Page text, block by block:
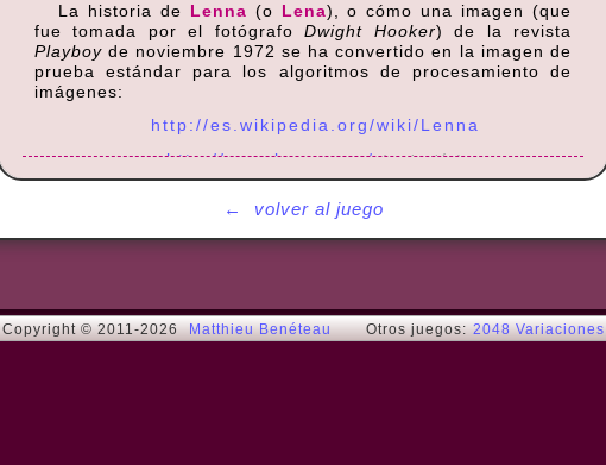
← volver al juego
La historia de Lenna (o Lena), o cómo una imagen (que
fue tomada por el fotógrafoDwight Hooker) de la revista
Playboy de noviembre 1972 se ha convertido en la imagen de
prueba estándar para los algoritmos de procesamiento de
imágenes:
http://es.wikipedia.org/wiki/Lenna
http://www.lenna.org/(en inglés)
Copyright © 2011-2026 Matthieu Benéteau Otros juegos: 2048 Variaciones